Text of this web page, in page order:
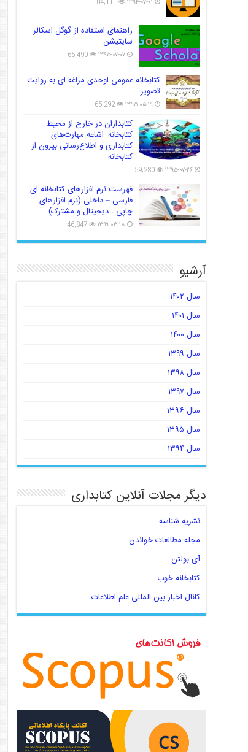
راهنمای استفاده از گوگل اسکالر
سایتیشن
۱۳۹۵-۰۷-۰۷ 65,490
کتابخانه عمومی اوحدی مراغه ای به روایت
تصویر
۱۳۹۵-۰۵-۱۹ 65,292
کتابداران در خارج از محیط
کتابخانه: اشاعه مهارت‌های
کتابداری و اطلاع‌رسانی بیرون از
کتابخانه
۱۳۹۵-۰۷-۲۶ 59,280
فهرست نرم افزارهای کتابخانه ای
فارسی – داخلی (نرم افزارهای
چاپی ، دیجیتال و مشترک)
۱۳۹۹-۰۳-۱۸ 46,847
آرشیو
سال ۱۴۰۲
سال ۱۴۰۱
سال ۱۴۰۰
سال ۱۳۹۹
سال ۱۳۹۸
سال ۱۳۹۷
سال ۱۳۹۶
سال ۱۳۹۵
سال ۱۳۹۴
دیگر مجلات آنلاین کتابداری
نشریه شناسه
مجله مطالعات خواندن
آی بولتن
کتابخانه خوب
کانال اخبار بین المللی علم اطلاعات